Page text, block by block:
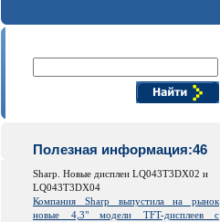
Полезная информация:46
Sharp. Новые дисплеи LQ043T3DX02 и
LQ043T3DX04
Компания Sharp выпустила на рынок
новые 4,3" модели TFT-дисплеев с